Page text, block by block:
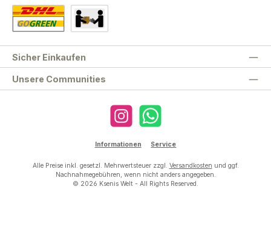
Unsere Communities
Sicher Einkaufen
Instagram WhatsApp
Informationen Service
Alle Preise inkl. gesetzl. Mehrwertsteuer zzgl. Versandkosten und ggf.
Nachnahmegebühren, wenn nicht anders angegeben.
© 2026 Ksenis Welt - All Rights Reserved.